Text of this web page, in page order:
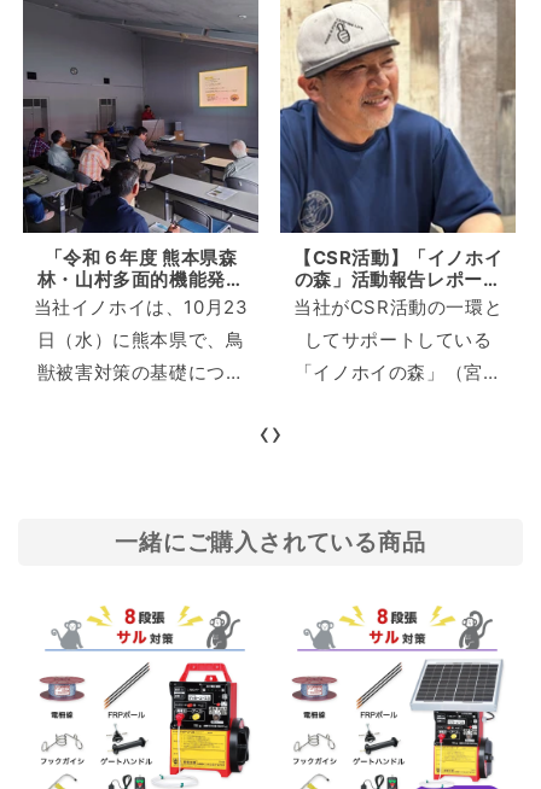
「令和６年度 熊本県森
林・山村多面的機能発揮
対策地域協議会の活動組
織に対する施業技術研修
会」に当社執行役員：福
士憲吾が登壇しました。
当社イノホイは、10月23
日（水）に熊本県で、鳥
獣被害対策の基礎につい
の現状や課題、効果的な
しながら研修を行いまし
農林水産被害の推移 野生
鳥獣による農作物被害額
は年々減少してはいます
【CSR活動】「イノホイ
の森」活動報告レポート
2024
当社がCSR活動の一環と
してサポートしている
「イノホイの森」（宮崎
今後の活動予定につい
ュイー：イノホイの森保
全会 会長 松元 修 様
Index 1. イノホイの森に
ついて 2. 2024年の活動
報告 3. 今年の活動予定に
‹›
一緒にご購入されている商品